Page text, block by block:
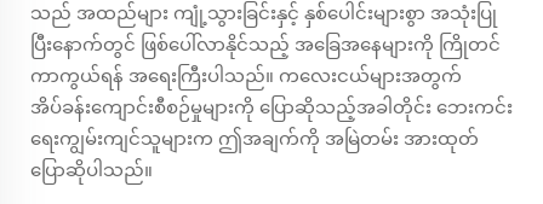
သည် အထည်များ ကျုံ့သွားခြင်းနှင့် နှစ်ပေါင်းများစွာ အသုံးပြု
ပြီးနောက်တွင် ဖြစ်ပေါ်လာနိုင်သည့် အခြေအနေများကို ကြိုတင်
ကာကွယ်ရန် အရေးကြီးပါသည်။ ကလေးငယ်များအတွက်
အိပ်ခန်းကျောင်းစီစဉ်မှုများကို ပြောဆိုသည့်အခါတိုင်း ဘေးကင်း
ရေးကျွမ်းကျင်သူများက ဤအချက်ကို အမြဲတမ်း အားထုတ်
ပြောဆိုပါသည်။